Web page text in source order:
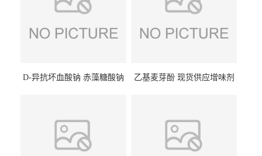
D-异抗坏血酸钠 赤藻糖酸钠
乙基麦芽酚 现货供应增味剂